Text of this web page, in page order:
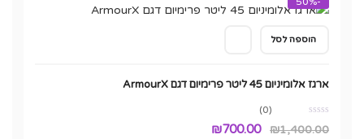
בעמוד
הוספה לסל
ארגז אלומיניום 45 ליטר פרימיום דגם ArmourX
₪1,400.00
המחיר ₪700.00
המחיר